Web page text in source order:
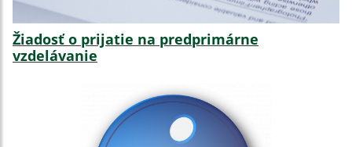
Žiadosť o prijatie na predprimárne
vzdelávanie